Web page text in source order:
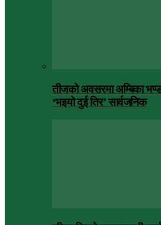
तीजको अवसरमा अम्बिका
‘भइयो दुई तिर’ सार्वजनिक